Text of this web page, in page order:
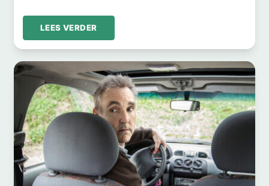
LEES VERDER